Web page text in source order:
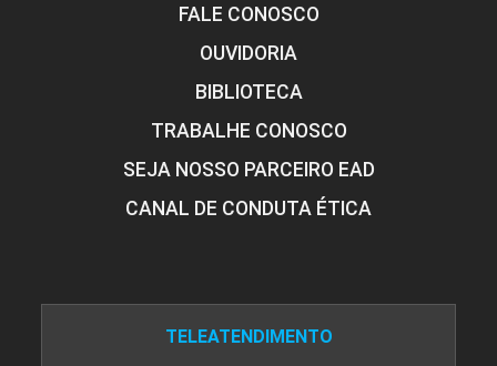
FALE CONOSCO
OUVIDORIA
BIBLIOTECA
TRABALHE CONOSCO
SEJA NOSSO PARCEIRO EAD
CANAL DE CONDUTA ÉTICA
TELEATENDIMENTO